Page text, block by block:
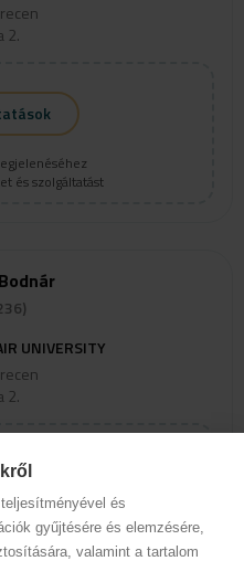
és
gyűjtésére és elemzésére,
valamint a tartalom
és szolgáltatást
2.
és szolgáltatást
UNIVERSITY
2.